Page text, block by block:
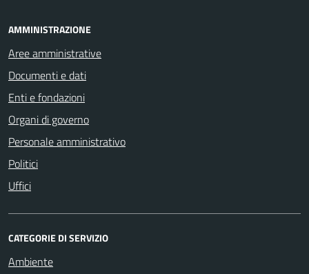
AMMINISTRAZIONE
Aree amministrative
Documenti e dati
Enti e fondazioni
Organi di governo
Personale amministrativo
Politici
Uffici
CATEGORIE DI SERVIZIO
Ambiente